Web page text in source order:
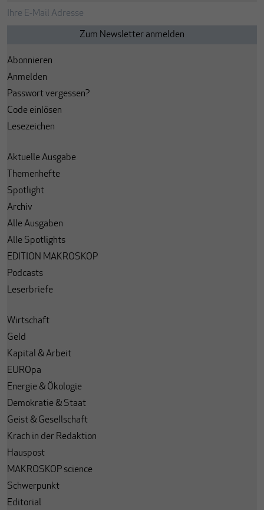
Abonnieren
Anmelden
Passwort vergessen?
Code einlösen
Lesezeichen
Aktuelle Ausgabe
Themenhefte
Spotlight
Archiv
Alle Ausgaben
Alle Spotlights
EDITION MAKROSKOP
Podcasts
Leserbriefe
Wirtschaft
Geld
Kapital & Arbeit
EUROpa
Energie & Ökologie
Demokratie & Staat
Geist & Gesellschaft
Krach in der Redaktion
Hauspost
MAKROSKOP science
Schwerpunkt
Editorial